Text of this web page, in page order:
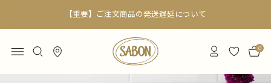
【重要】ご注文商品の発送遅延について
0